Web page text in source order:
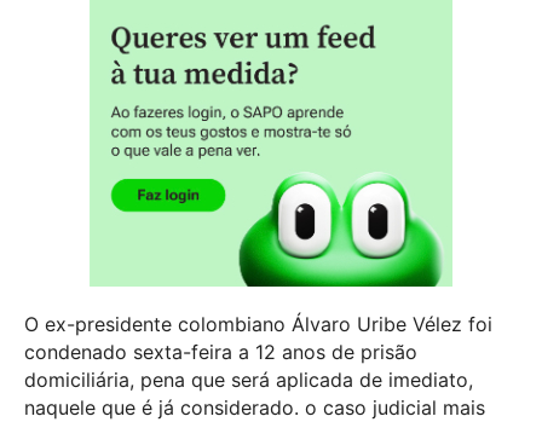
O ex-presidente colombiano Álvaro Uribe Vélez foi
condenado sexta-feira a 12 anos de prisão
domiciliária, pena que será aplicada de imediato,
naquele que é já considerado. o caso judicial mais